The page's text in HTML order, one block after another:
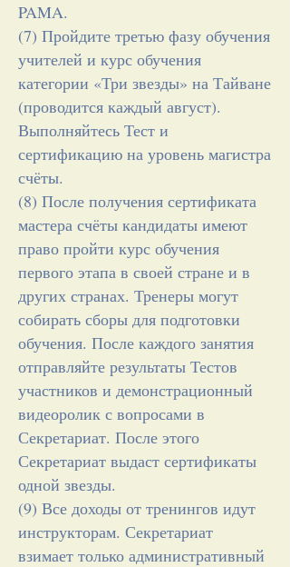
PAMA.
(7) Пройдите третью фазу обучения
учителей и курс обучения
категории «Три звезды» на Тайване
(проводится каждый август).
Выполняйтесь Тест и
сертификацию на уровень магистра
счёты.
(8) После получения сертификата
мастера счёты кандидаты имеют
право пройти курс обучения
первого этапа в своей стране и в
других странах. Тренеры могут
собирать сборы для подготовки
обучения. После каждого занятия
отправляйте результаты Тестов
участников и демонстрационный
видеоролик с вопросами в
Секретариат. После этого
Секретариат выдаст сертификаты
одной звезды.
(9) Все доходы от тренингов идут
инструкторам. Секретариат
взимает только административный